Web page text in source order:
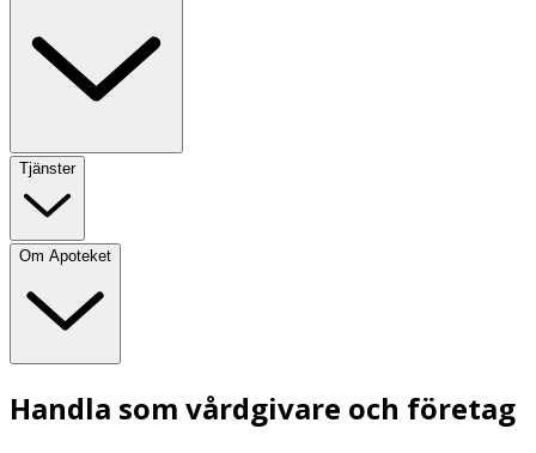
Tjänster
Om Apoteket
Handla som vårdgivare och företag